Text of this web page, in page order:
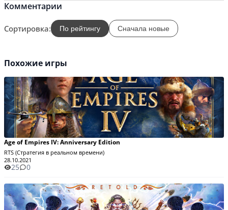
Комментарии
Сортировка: По рейтингу Сначала новые
Похожие игры
Age of Empires IV: Anniversary Edition
RTS (Стратегия в реальном времени)
28.10.2021
25 0